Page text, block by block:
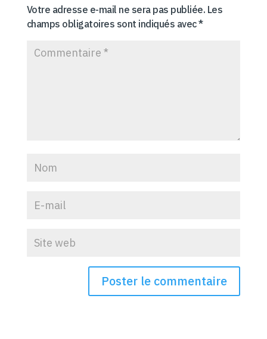
Votre adresse e-mail ne sera pas publiée. Les
champs obligatoires sont indiqués avec*